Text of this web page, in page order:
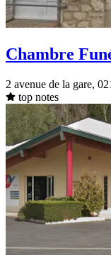
Chambre
2 avenue de la gare,
top notes